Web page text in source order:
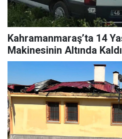
Kahramanmaraş’ta 14 Yaşındaki Genç İş
Makinesinin Altında Kaldı